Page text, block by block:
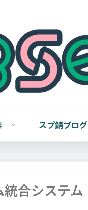
スプ鯖ブログ
合システム